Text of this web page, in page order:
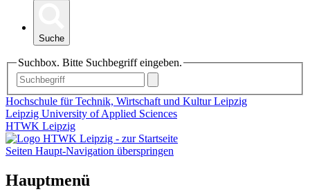
Suche
Suchbox. Bitte Suchbegriff eingeben.
Hochschule für Technik, Wirtschaft und Kultur Leipzig
Leipzig University of Applied Sciences
HTWK Leipzig
Seiten Haupt-Navigation überspringen
Hauptmenü